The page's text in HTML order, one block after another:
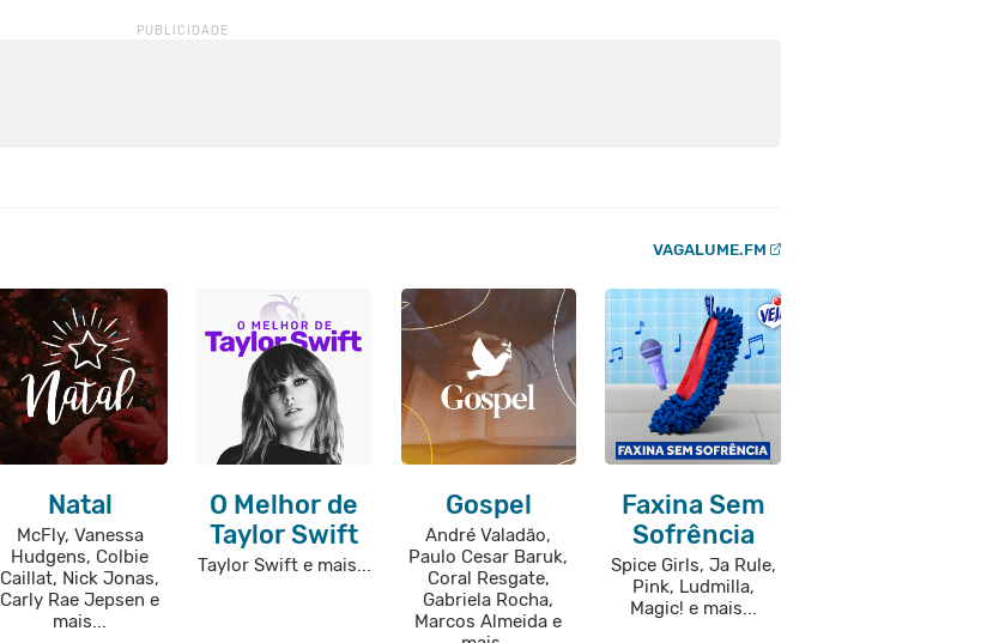
VAGALUME.FM
Natal
McFly, Vanessa
Hudgens, Colbie
Caillat, Nick Jonas,
Carly Rae Jepsen e
mais...
O Melhor de
Taylor Swift
Taylor Swift e mais...
Gospel
André Valadão,
Paulo Cesar Baruk,
Coral Resgate,
Gabriela Rocha,
Marcos Almeida e
Faxina Sem
Sofrência
Spice Girls, Ja Rule,
Pink, Ludmilla,
Magic! e mais...